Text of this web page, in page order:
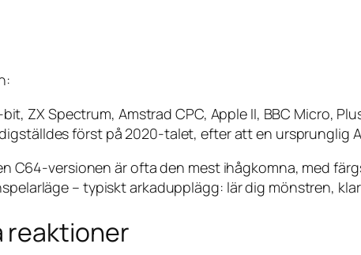
ZX Spectrum, Amstrad CPC, Apple II, BBC Micro,
först på 2020-talet, efter att en ursprunglig
C64-versionen är ofta den mest ihågkomna, med
– typiskt arkadupplägg: lär dig mönstren,
reaktioner